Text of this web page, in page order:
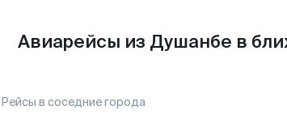
Авиарейсы из Душанбе в
Рейсы в соседние города